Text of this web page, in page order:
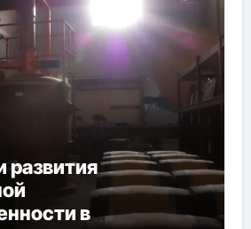
развития
в